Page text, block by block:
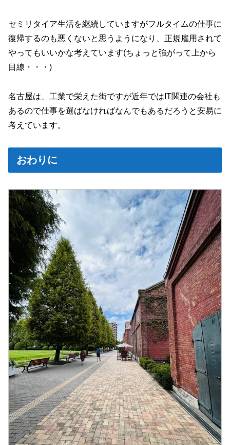
セミリタイア生活を継続していますがフルタイムの仕事に
復帰するのも悪くないと思うようになり、正規雇用されて
やってもいいかな考えています(ちょっと強がって上から
目線・・・)
名古屋は、工業で栄えた街ですが近年ではIT関連の会社も
あるので仕事を選ばなければなんでもあるだろうと安易に
考えています。
おわりに